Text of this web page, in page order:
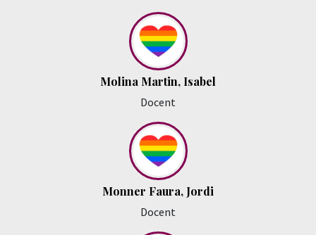
Molina Martin, Isabel
Docent
Monner Faura, Jordi
Docent